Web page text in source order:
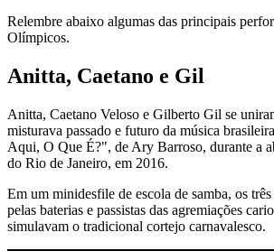
Relembre abaixo algumas das principais
Olímpicos.
Anitta, Caetano e Gil
Anitta, Caetano Veloso e Gilberto Gil se
misturava passado e futuro da música
Aqui, O Que É?", de Ary Barroso, durante a
do Rio de Janeiro, em 2016.
Em um minidesfile de escola de samba, os
pelas baterias e passistas das agremiações
simulavam o tradicional cortejo carnavalesco.